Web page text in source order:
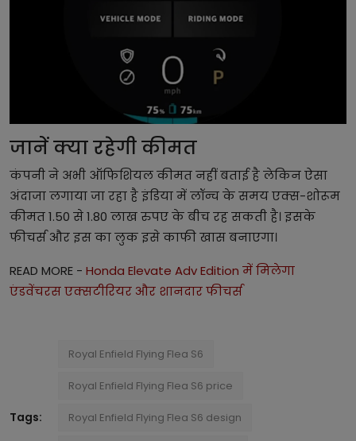
जानें क्या रहेगी कीमत
कंपनी ने अभी ऑफिशियल कीमत नहीं बताई है लेकिन ऐसा
अंदाजा लगाया जा रहा है इंडिया में लॉन्च के समय एक्स-शोरूम
कीमत 1.50 से 1.80 लाख रुपए के बीच रह सकती है। इसके
फीचर्स और इस का लुक इसे काफी खास बनाएगा।
READ MORE - Honda Elevate Adv Edition में मिलेगा
एंडवेंचरस एक्सटीरियर और शानदार फीचर्स
Tags:
Royal Enfield Flying Flea S6
Royal Enfield Flying Flea S6 price
Royal Enfield Flying Flea S6 design